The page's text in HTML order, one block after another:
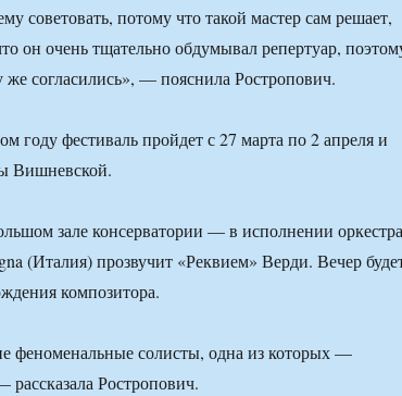
советовать, потому что такой мастер сам решает,
он очень тщательно обдумывал репертуар,
согласились», — пояснила Ростропович.
году фестиваль пройдет с 27 марта по 2 апреля и
Вишневской.
зале консерватории — в исполнении оркестра
(Италия) прозвучит «Реквием» Верди. Вечер
композитора.
феноменальные солисты, одна из которых —
Ростропович.